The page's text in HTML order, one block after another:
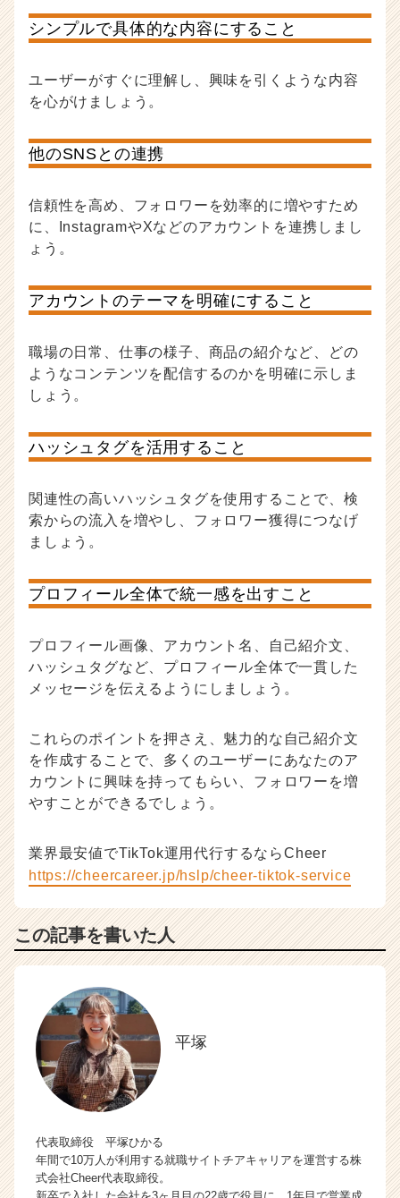
シンプルで具体的な内容にすること
ユーザーがすぐに理解し、興味を引くような内容
を心がけましょう。
他のSNSとの連携
信頼性を高め、フォロワーを効率的に増やすため
に、InstagramやXなどのアカウントを連携しまし
ょう。
アカウントのテーマを明確にすること
職場の日常、仕事の様子、商品の紹介など、どの
ようなコンテンツを配信するのかを明確に示しま
しょう。
ハッシュタグを活用すること
関連性の高いハッシュタグを使用することで、検
索からの流入を増やし、フォロワー獲得につなげ
ましょう。
プロフィール全体で統一感を出すこと
プロフィール画像、アカウント名、自己紹介文、
ハッシュタグなど、プロフィール全体で一貫した
メッセージを伝えるようにしましょう。
これらのポイントを押さえ、魅力的な自己紹介文
を作成することで、多くのユーザーにあなたのア
カウントに興味を持ってもらい、フォロワーを増
やすことができるでしょう。
業界最安値でTikTok運用代行するならCheer
https://cheercareer.jp/hslp/cheer-tiktok-service
この記事を書いた人
平塚
代表取締役 平塚ひかる
年間で10万人が利用する就職サイトチアキャリアを運営する株
式会社Cheer代表取締役。